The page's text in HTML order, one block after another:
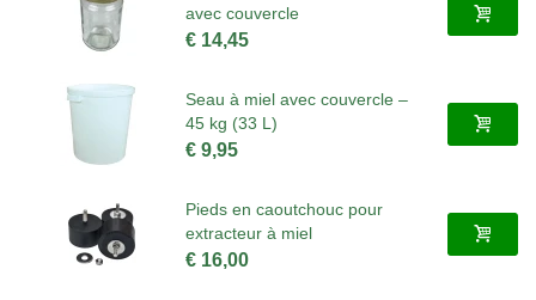
avec couvercle
€ 14,45
Seau à miel avec couvercle –
45 kg (33 L)
€ 9,95
Pieds en caoutchouc pour
extracteur à miel
€ 16,00